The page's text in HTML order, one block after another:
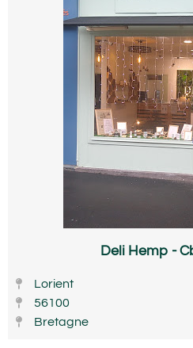
Deli Hemp -
Lorient
56100
Bretagne